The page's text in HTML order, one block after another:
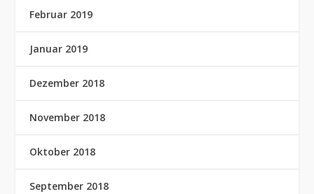
Februar 2019
Januar 2019
Dezember 2018
November 2018
Oktober 2018
September 2018